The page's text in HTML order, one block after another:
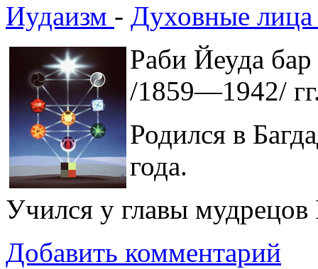
Иудаизм - Духовные
Раби Йеуда
/1859—1942/
Родился в
года.
Учился у главы мудрецов
Добавить комментарий